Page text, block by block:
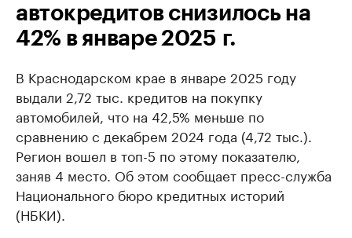
автокредитов снизилось на
42% в январе 2025 г.
В Краснодарском крае в январе 2025 году
выдали 2,72 тыс. кредитов на покупку
автомобилей, что на 42,5% меньше по
сравнению с декабрем 2024 года (4,72 тыс.).
Регион вошел в топ-5 по этому показателю,
заняв 4 место. Об этом сообщает пресс-служба
Национального бюро кредитных историй
(НБКИ).